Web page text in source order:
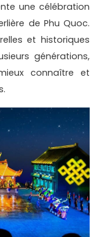
une célébration
de Phu Quoc.
et historiques
générations,
connaître et